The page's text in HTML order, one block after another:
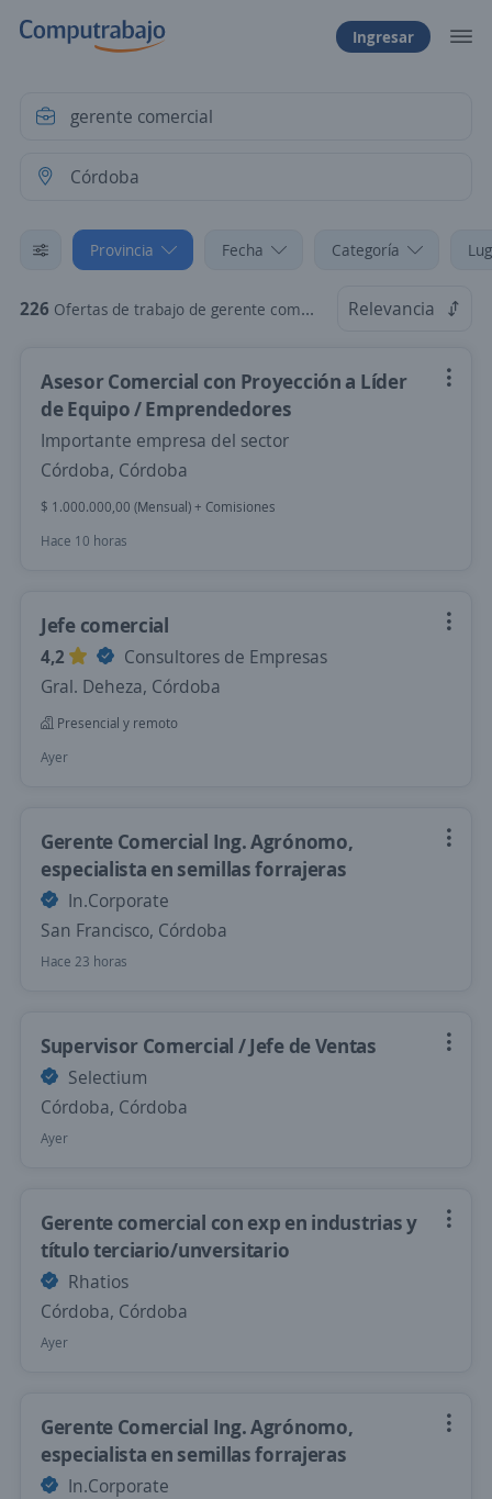
Ingresar
Provincia Fecha Categoría
226 Ofertas de trabajo de gerente comercial en Córdoba Relevancia
Asesor Comercial con Proyección a Líder
de Equipo / Emprendedores
Importante empresa del sector
Córdoba, Córdoba
$ 1.000.000,00 (Mensual) + Comisiones
Hace 10 horas
Jefe comercial
4,2
Consultores de Empresas
Gral. Deheza, Córdoba
Presencial y remoto
Ayer
Gerente Comercial Ing. Agrónomo,
especialista en semillas forrajeras
In.Corporate
San Francisco, Córdoba
Hace 23 horas
Supervisor Comercial / Jefe de Ventas
Selectium
Córdoba, Córdoba
Ayer
Gerente comercial con exp en industrias y
título terciario/unversitario
Rhatios
Córdoba, Córdoba
Ayer
Gerente Comercial Ing. Agrónomo,
especialista en semillas forrajeras
In.Corporate